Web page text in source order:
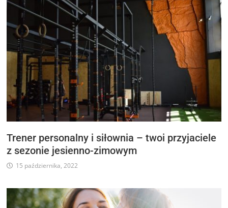
Trener personalny i siłownia – twoi przyjaciele
z sezonie jesienno-zimowym
15 października, 2022